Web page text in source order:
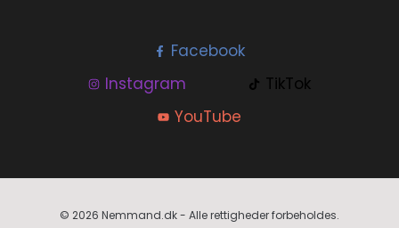
Facebook
Instagram
TikTok
YouTube
© 2026 Nemmand.dk - Alle rettigheder forbeholdes.